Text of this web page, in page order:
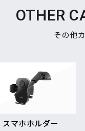
OTHER
その他
スマホホルダー